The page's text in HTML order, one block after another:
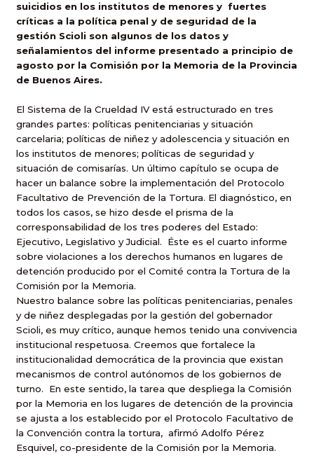
suicidios en los institutos de menores y fuertes
críticas a la política penal y de seguridad de la
gestión Scioli son algunos de los datos y
señalamientos del informe presentado a principio de
agosto por la Comisión por la Memoria de la Provincia
de Buenos Aires.
El Sistema de la Crueldad IV está estructurado en tres
grandes partes: políticas penitenciarias y situación
carcelaria; políticas de niñez y adolescencia y situación en
los institutos de menores; políticas de seguridad y
situación de comisarías. Un último capítulo se ocupa de
hacer un balance sobre la implementación del Protocolo
Facultativo de Prevención de la Tortura. El diagnóstico, en
todos los casos, se hizo desde el prisma de la
corresponsabilidad de los tres poderes del Estado:
Ejecutivo, Legislativo y Judicial. Éste es el cuarto informe
sobre violaciones a los derechos humanos en lugares de
detención producido por el Comité contra la Tortura de la
Comisión por la Memoria.
Nuestro balance sobre las políticas penitenciarias, penales
y de niñez desplegadas por la gestión del gobernador
Scioli, es muy crítico, aunque hemos tenido una convivencia
institucional respetuosa. Creemos que fortalece la
institucionalidad democrática de la provincia que existan
mecanismos de control autónomos de los gobiernos de
turno. En este sentido, la tarea que despliega la Comisión
por la Memoria en los lugares de detención de la provincia
se ajusta a los establecido por el Protocolo Facultativo de
la Convención contra la tortura, afirmó Adolfo Pérez
Esquivel, co-presidente de la Comisión por la Memoria.